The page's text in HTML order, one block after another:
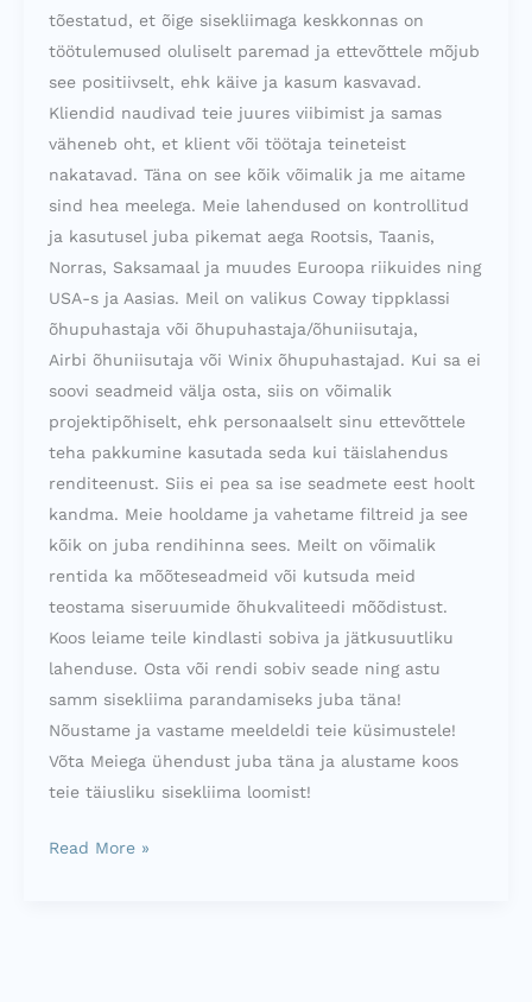
tõestatud, et õige sisekliimaga keskkonnas on
töötulemused oluliselt paremad ja ettevõttele mõjub
see positiivselt, ehk käive ja kasum kasvavad.
Kliendid naudivad teie juures viibimist ja samas
väheneb oht, et klient või töötaja teineteist
nakatavad. Täna on see kõik võimalik ja me aitame
sind hea meelega. Meie lahendused on kontrollitud
ja kasutusel juba pikemat aega Rootsis, Taanis,
Norras, Saksamaal ja muudes Euroopa riikuides ning
USA-s ja Aasias. Meil on valikus Coway tippklassi
õhupuhastaja või õhupuhastaja/õhuniisutaja,
Airbi õhuniisutaja või Winix õhupuhastajad. Kui sa ei
soovi seadmeid välja osta, siis on võimalik
projektipõhiselt, ehk personaalselt sinu ettevõttele
teha pakkumine kasutada seda kui täislahendus
renditeenust. Siis ei pea sa ise seadmete eest hoolt
kandma. Meie hooldame ja vahetame filtreid ja see
kõik on juba rendihinna sees. Meilt on võimalik
rentida ka mõõteseadmeid või kutsuda meid
teostama siseruumide õhukvaliteedi mõõdistust.
Koos leiame teile kindlasti sobiva ja jätkusuutliku
lahenduse. Osta või rendi sobiv seade ning astu
samm sisekliima parandamiseks juba täna!
Nõustame ja vastame meeldeldi teie küsimustele!
Võta Meiega ühendust juba täna ja alustame koos
teie täiusliku sisekliima loomist!
Read More »